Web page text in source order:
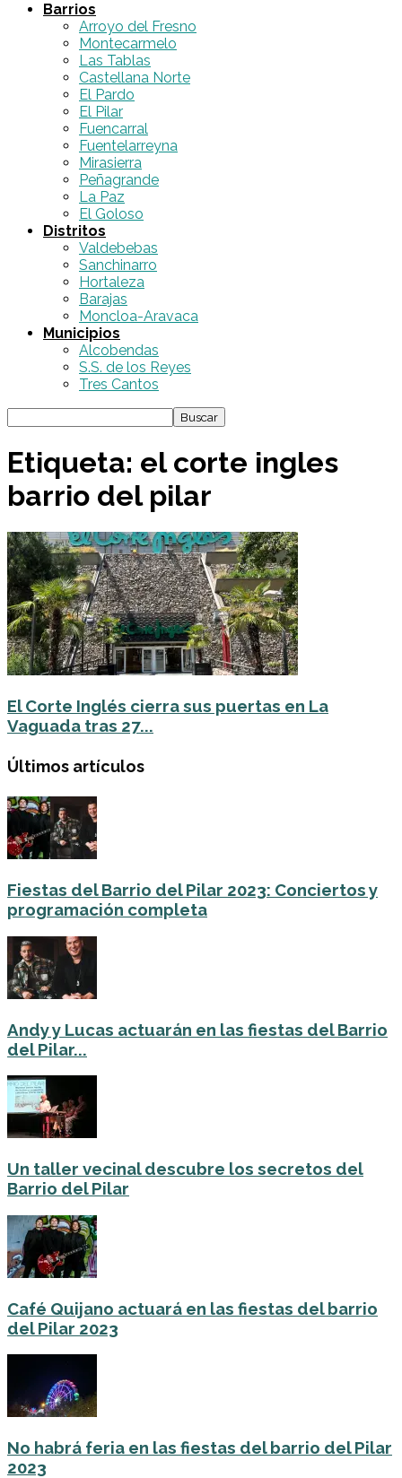
Barrios
Arroyo del Fresno
Montecarmelo
Las Tablas
Castellana Norte
El Pardo
El Pilar
Fuencarral
Fuentelarreyna
Mirasierra
Peñagrande
La Paz
El Goloso
Distritos
Valdebebas
Sanchinarro
Hortaleza
Barajas
Moncloa-Aravaca
Municipios
Alcobendas
S.S. de los Reyes
Tres Cantos
Etiqueta: el corte ingles
barrio del pilar
El Corte Inglés cierra sus puertas en La
Vaguada tras 27...
Últimos artículos
Fiestas del Barrio del Pilar 2023: Conciertos y
programación completa
Andy y Lucas actuarán en las fiestas del Barrio
del Pilar...
Un taller vecinal descubre los secretos del
Barrio del Pilar
Café Quijano actuará en las fiestas del barrio
del Pilar 2023
No habrá feria en las fiestas del barrio del Pilar
2023